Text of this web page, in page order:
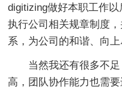
digitizing做好本职工作以
执行公司相关规章制度
系，为公司的和谐、向上
当然我还有很多不足
高，团队协作能力也需